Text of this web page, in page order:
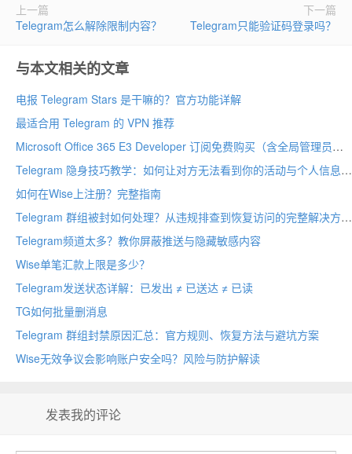
上一篇
Telegram怎么解除限制内容？
下一篇
Telegram只能验证码登录吗？
与本文相关的文章
电报 Telegram Stars 是干嘛的？官方功能详解
最适合用 Telegram 的 VPN 推荐
Microsoft Office 365 E3 Developer 订阅免费购买（含全局管理员账号注册教程）
Telegram 隐身技巧教学：如何让对方无法看到你的活动与个人信息
如何在Wise上注册？完整指南
Telegram 群组被封如何处理？从违规排查到恢复访问的完整解决方案
Telegram频道太多？教你屏蔽推送与隐藏敏感内容
Wise单笔汇款上限是多少？
Telegram发送状态详解：已发出 ≠ 已送达 ≠ 已读
TG如何批量删消息
Telegram 群组封禁原因汇总：官方规则、恢复方法与避坑方案
Wise无效争议会影响账户安全吗？风险与防护解读
发表我的评论